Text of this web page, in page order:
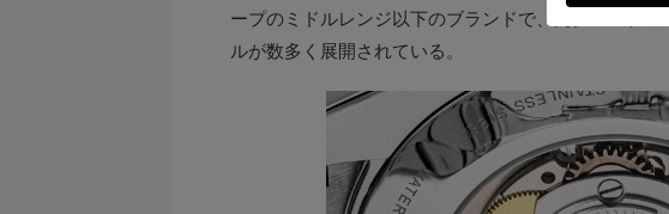
ープのミドルレンジ以下のブランドで、同グループの
ルが数多く展開されている。